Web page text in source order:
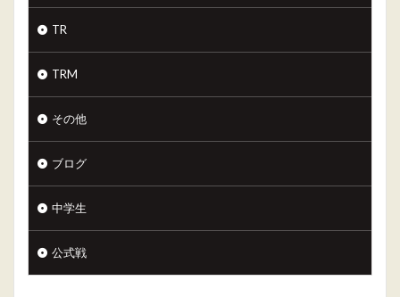
TR
TRM
その他
ブログ
中学生
公式戦